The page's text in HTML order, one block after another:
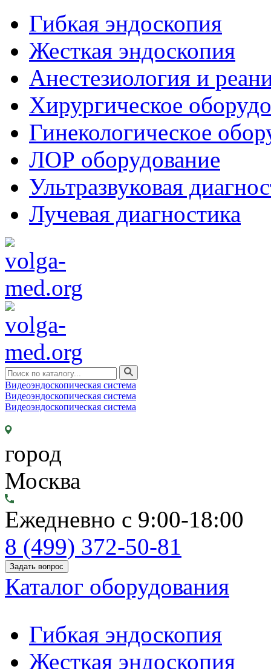
Гибкая эндоскопия
Жесткая эндоскопия
Анестезиология и
Хирургическое
Гинекологическое
ЛОР оборудование
Ультразвуковая
Лучевая диагностика
Видеоэндоскопическая система
Видеоэндоскопическая система
Видеоэндоскопическая система
город
Москва
Ежедневно с 9:00-18:00
8 (499) 372-50-81
Задать вопрос
Каталог оборудования
Гибкая эндоскопия
Жесткая эндоскопия